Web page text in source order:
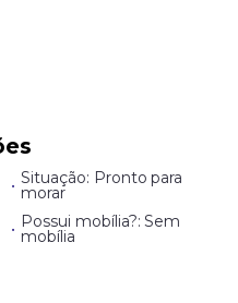
• Situação: Pronto para
morar
• Possui mobília?: Sem
mobília